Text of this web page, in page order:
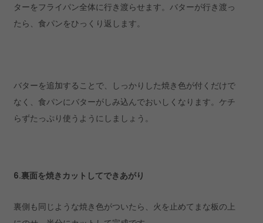
ターをフライパン全体に行き渡らせます。バターが行き渡っ
たら、食パンをひっくり返します。
バターを追加することで、しっかりした焼き色が付くだけで
なく、食パンにバターがしみ込んでおいしくなります。ケチ
らずたっぷり使うようにしましょう。
6.裏面を焼きカットしてできあがり
裏側も同じような焼き色がついたら、火を止めてまな板の上